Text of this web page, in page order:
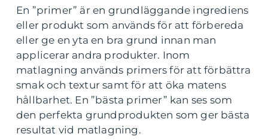
En ”primer” är en grundläggande ingrediens
eller produkt som används för att förbereda
eller ge en yta en bra grund innan man
applicerar andra produkter. Inom
matlagning används primers för att förbättra
smak och textur samt för att öka matens
hållbarhet. En ”bästa primer” kan ses som
den perfekta grundprodukten som ger bästa
resultat vid matlagning.